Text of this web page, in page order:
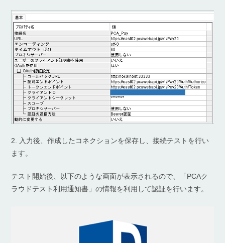
2. 入力後、作成したコネクションを保存し、接続テストを行い
ます。
テスト開始後、以下のような画面が表示されるので、「PCAク
ラウドテスト利用通知書」の情報を利用して認証を行います。